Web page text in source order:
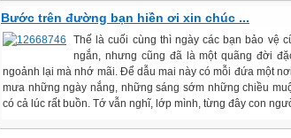
Bước trên đường bạn hiền ơi xin chúc ...
Thế là cuối cùng thì ngày các bạn bảo vệ
ngắn, nhưng cũng đã là một quãng đời
ngoảnh lại mà nhớ mãi. Để dẫu mai này có mỗi đứa một
mưa những ngày nắng, những sáng sớm những chiều
có cả lúc rất buồn. Tớ vẫn nghĩ, lớp mình, từng đây con